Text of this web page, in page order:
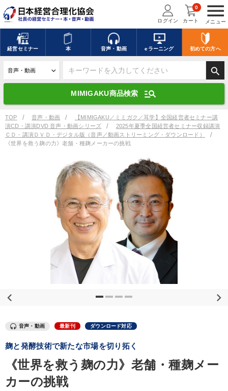
menu
メニュー
ログイン カート
0
経営セミナー 本 音声・動画 eラーニング 初めての方へ
search
MIMIGAKU商品検索 manage_search
キーワードを入力して探す
デジタル版対応のみ検索結果に表示する
search 上記の条件で検索
全国経営者セミナー講演収録物（全1315タイトル）からお探しいただけ
優秀各社の智恵と戦略 事業家のロマンと経営
若手異才経営者の発想 専門家のアドバイス
リーダーの器量を学ぶ
タル版（音声／動画ストリーミング・ダウンロード）
【2月】音声・映像 営業・社員研修 148回夏季大会
【12月】音声・映像
TOP 音声・動画
【MIMIGAKU／ミミガク／耳学】全国経営者セミナー講
演CD・講演DVD 音声・動画シリーズ
2025年夏季全国経営者セミナー収録講演
ＣＤ・講演ＤＶＤ・デジタル版（音声／動画ストリーミング・ダウンロード）
《世界を救う麹の力》老舗・種麹メーカーの挑戦
音声・動画 最新刊 ダウンロード対応
麹と発酵技術で新たな市場を切り拓く
《世界を救う麹の力》老舗・種麹メー
カーの挑戦